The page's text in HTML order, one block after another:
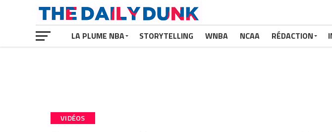
LA PLUME NBA STORYTELLING WNBA NCAA RÉDACTION
VIDÉOS